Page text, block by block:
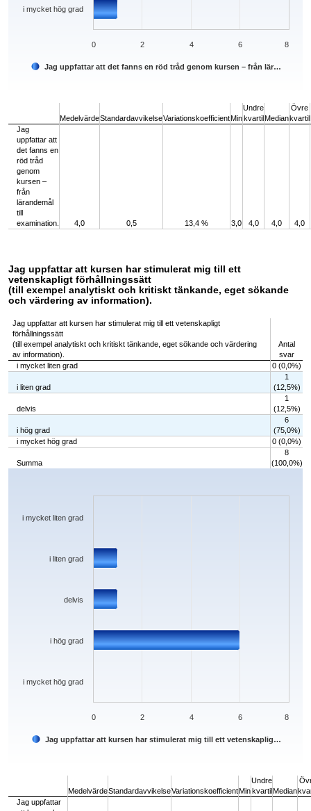
Jag uppfattar att det fanns en röd tråd genom kursen – från lär…
i mycket hög grad
0 2 4 6 8
MedelvärdeStandardavvikelseVariationskoefficientMin
Undre
kvartilMedian
Övre
kvartil
Jag
uppfattar att
det fanns en
röd tråd
genom
kursen –
från
lärandemål
till
examination.
4,0 0,5 13,4 % 3,0 4,0 4,0 4,0
Jag uppfattar att kursen har stimulerat mig till ett
vetenskapligt förhållningssätt
(till exempel analytiskt och kritiskt tänkande, eget sökande
och värdering av information).
Jag uppfattar att kursen har stimulerat mig till ett vetenskapligt
förhållningssätt
(till exempel analytiskt och kritiskt tänkande, eget sökande och värdering
av information).
Antal
svar
i mycket liten grad
0 (0,0%)
i liten grad
1
(12,5%)
delvis
1
(12,5%)
i hög grad
6
(75,0%)
i mycket hög grad
0 (0,0%)
Summa
8
(100,0%)
Chart
The chart has 1 X axis displaying categories.
Jag uppfattar att kursen har stimulerat mig till ett vetenskaplig…
i mycket hög grad
i hög grad
delvis
i liten grad
i mycket liten grad
0 2 4 6 8
MedelvärdeStandardavvikelseVariationskoefficientMin
Undre
kvartilMedian
Jag uppfattar